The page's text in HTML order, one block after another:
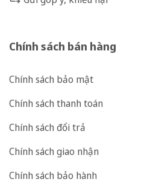
Chính sách bán hàng
Chính sách bảo mật
Chính sách thanh toán
Chính sách đổi trả
Chính sách giao nhận
Chính sách bảo hành